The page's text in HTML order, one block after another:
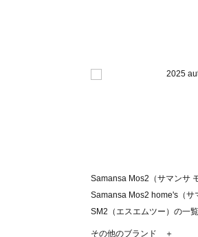
Samansa Mos2（サマンサ
Samansa Mos2 home's（サ
SM2（エスエムツー）の一覧
TSUHARU by Samansa
その他のブランド ＋